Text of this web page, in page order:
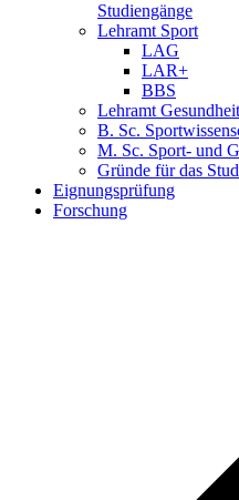
Studiengänge
Lehramt Sport
LAG
LAR+
BBS
Lehramt Gesundheit
B. Sc.
M. Sc. Sport- und
Gründe für das
Eignungsprüfung
Forschung